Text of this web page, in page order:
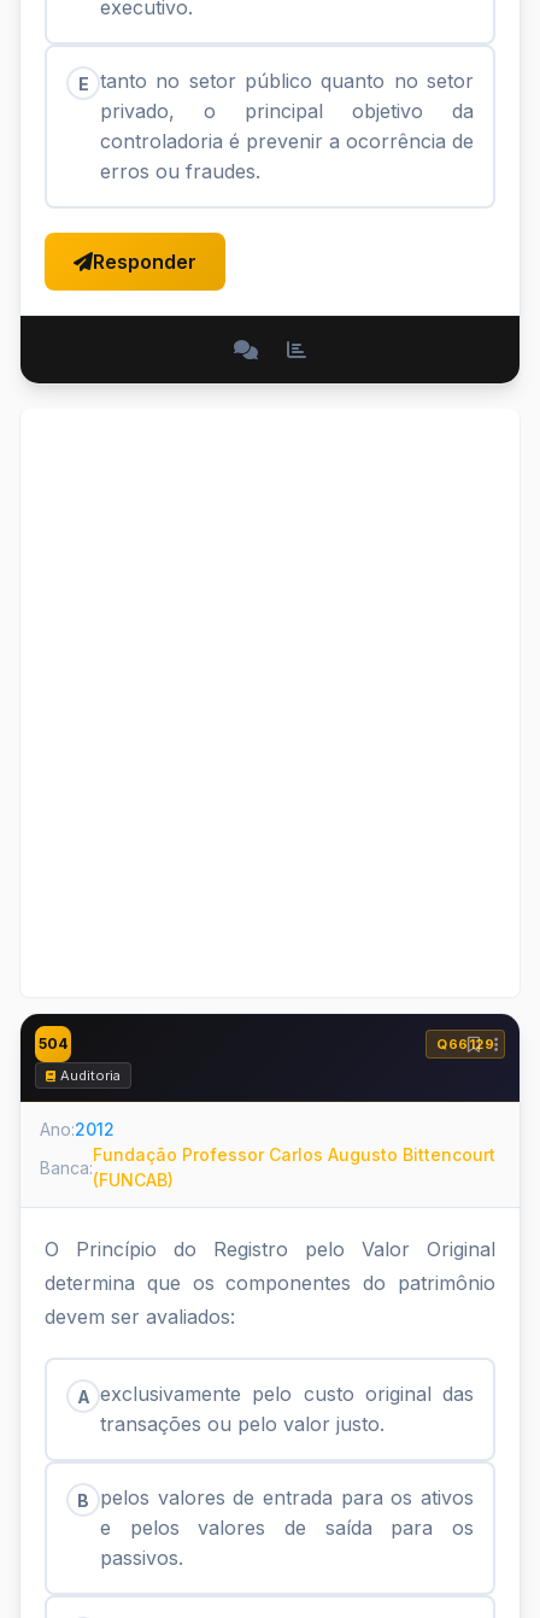
executivo.
E tanto no setor público quanto no setor
privado, o principal objetivo da
controladoria é prevenir a ocorrência de
erros ou fraudes.
Responder
504
Q66129
Auditoria
Ano:2012
Banca:
Fundação Professor Carlos Augusto Bittencourt
(FUNCAB)
O Princípio do Registro pelo Valor Original
determina que os componentes do patrimônio
devem ser avaliados:
A exclusivamente pelo custo original das
transações ou pelo valor justo.
B
pelos valores de entrada para os ativos
e pelos valores de saída para os
passivos.